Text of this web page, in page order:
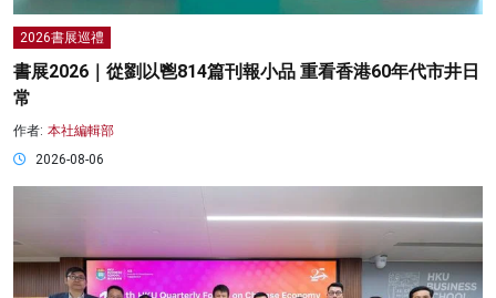
2026書展巡禮
書展2026｜從劉以鬯814篇刊報小品 重看香港60年代市井日
常
作者: 本社編輯部
2026-08-06